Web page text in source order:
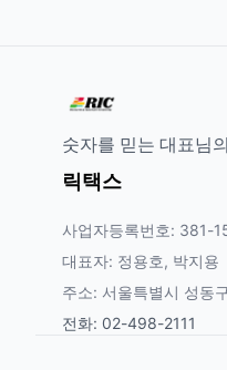
숫자를 믿는 대표님
릭택스
사업자등록번호: 381-
대표자: 정용호, 박지용
주소: 서울특별시 성동
전화: 02-498-2111